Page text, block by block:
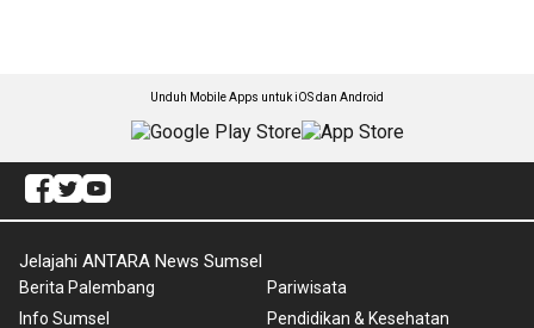
Unduh Mobile Apps untuk iOS dan Android
Jelajahi ANTARA News Sumsel
Berita Palembang
Info Sumsel
Pariwisata
Pendidikan & Kesehatan